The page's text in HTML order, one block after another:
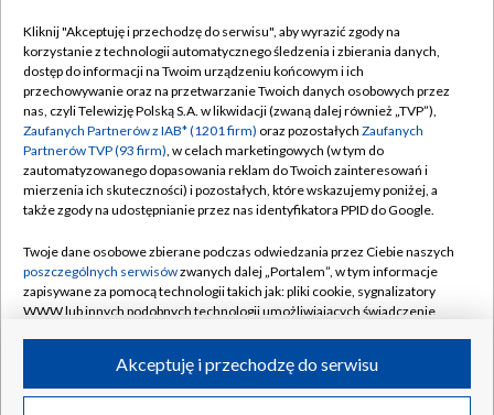
TVP
Abonament TVP
Emisja w TVP
Centrum informacji TVP
Naziemna Telewizja Cyfrowa
Rada Programowa
System NOS
Informacje o nadawcy
Program dla prasy
Regulamin TVP
Polityka prywatności
Moje zgody
Pomoc
Kontakt
Kanały
©2026 Telewizja Polska S.A. w likwidacji
Kliknij "Akceptuję i przechodzę do serwisu", aby wyrazić zgody na
korzystanie z technologii automatycznego śledzenia i zbierania danych,
dostęp do informacji na Twoim urządzeniu końcowym i ich
przechowywanie oraz na przetwarzanie Twoich danych osobowych przez
nas, czyli Telewizję Polską S.A. w likwidacji (zwaną dalej również „TVP”),
Zaufanych Partnerów z IAB* (1201 firm) oraz pozostałych Zaufanych
Partnerów TVP (93 firm), w celach marketingowych (w tym do
zautomatyzowanego dopasowania reklam do Twoich zainteresowań i
mierzenia ich skuteczności) i pozostałych, które wskazujemy poniżej, a
także zgody na udostępnianie przez nas identyfikatora PPID do Google.
Twoje dane osobowe zbierane podczas odwiedzania przez Ciebie naszych
poszczególnych serwisówzwanych dalej „Portalem”, w tym informacje
zapisywane za pomocą technologii takich jak: pliki cookie, sygnalizatory
WWW lub innych podobnych technologii umożliwiających świadczenie
ruchu w Internecie.Akceptuję i przechodzę do serwisu